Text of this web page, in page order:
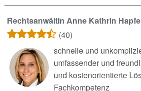
Rechtsanwältin Anne Kathrin
(40)
schnelle und
umfassender und
und kostenorientierte
Fachkompetenz